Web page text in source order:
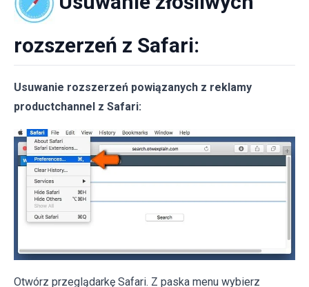
rozszerzeń z Safari:
Usuwanie rozszerzeń powiązanych z reklamy
productchannel z Safari:
Otwórz przeglądarkę Safari. Z paska menu wybierz